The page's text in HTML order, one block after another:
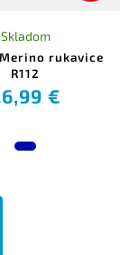
rukavice
R112
Skladom
€